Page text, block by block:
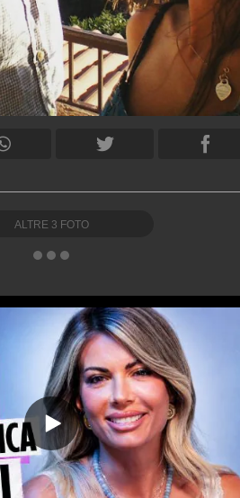
ALTRE 3 FOTO